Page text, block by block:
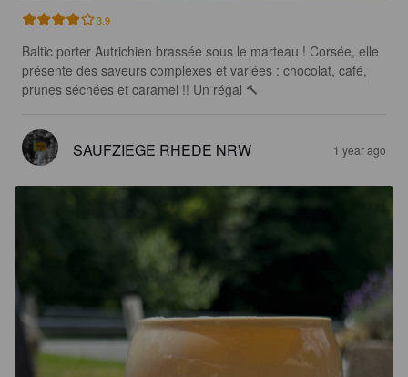
3.9
Baltic porter Autrichien brassée sous le marteau ! Corsée, elle
présente des saveurs complexes et variées : chocolat, café,
prunes séchées et caramel !! Un régal 🔨
SAUFZIEGE RHEDE NRW 1 year ago